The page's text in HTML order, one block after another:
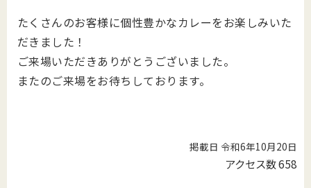
たくさんのお客様に個性豊かなカレーをお楽しみいた
だきました！
ご来場いただきありがとうございました。
またのご来場をお待ちしております。
掲載日 令和6年10月20日
アクセス数658